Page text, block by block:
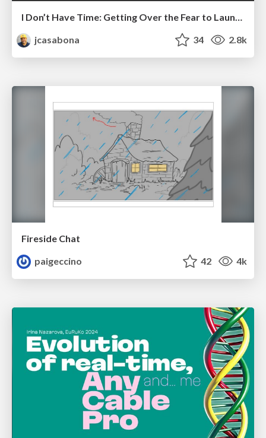
I Don’t Have Time: Getting Over the Fear to Launch Your Podcast
jcasabona
34 2.8k
Fireside Chat
paigeccino
42 4k